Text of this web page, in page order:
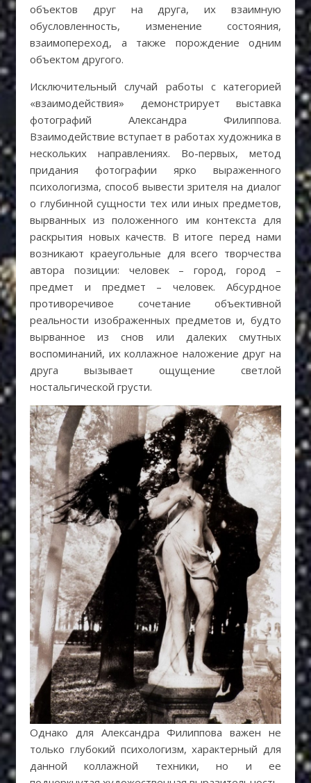
объектов друг на друга, их взаимную
обусловленность, изменение состояния,
взаимопереход, а также порождение одним
объектом другого.
Исключительный случай работы с категорией
«взаимодействия» демонстрирует выставка
фотографий Александра Филиппова.
Взаимодействие вступает в работах художника в
нескольких направлениях. Во-первых, метод
придания фотографии ярко выраженного
психологизма, способ вывести зрителя на диалог
о глубинной сущности тех или иных предметов,
вырванных из положенного им контекста для
раскрытия новых качеств. В итоге перед нами
возникают краеугольные для всего творчества
автора позиции: человек – город, город –
предмет и предмет – человек. Абсурдное
противоречивое сочетание объективной
реальности изображенных предметов и, будто
вырванное из снов или далеких смутных
воспоминаний, их коллажное наложение друг на
друга вызывает ощущение светлой
ностальгической грусти.
Однако для Александра Филиппова важен не
только глубокий психологизм, характерный для
данной коллажной техники, но и ее